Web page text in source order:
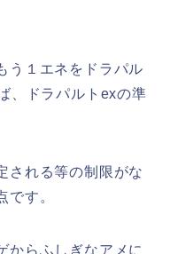
う１エネをドラパル
、ドラパルトexの準
される等の制限がな
です。
からふしぎなアメに